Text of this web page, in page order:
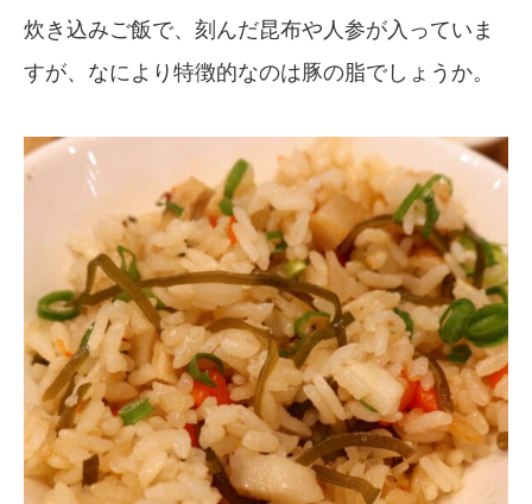
炊き込みご飯で、刻んだ昆布や人参が入っていま
すが、なにより特徴的なのは豚の脂でしょうか。